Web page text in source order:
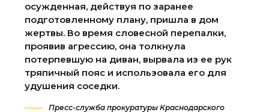
осужденная, действуя по заранее
подготовленному плану, пришла в дом
жертвы. Во время словесной перепалки,
проявив агрессию, она толкнула
потерпевшую на диван, вырвала из ее рук
тряпичный пояс и использовала его для
удушения соседки.
Пресс-служба прокуратуры Краснодарского